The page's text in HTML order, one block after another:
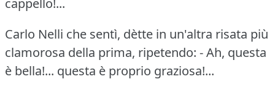
cappello!...
Carlo Nelli che sentì, dètte in un'altra risata più
clamorosa della prima, ripetendo: - Ah, questa
è bella!... questa è proprio graziosa!...